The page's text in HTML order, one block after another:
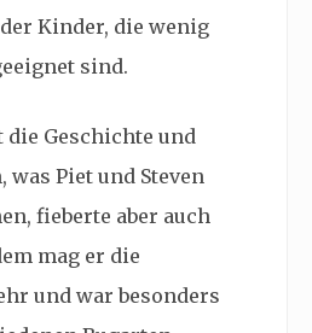
Kinder, die wenig
sind.
die Geschichte und
was Piet und Steven
fieberte aber auch
mag er die
und war besonders